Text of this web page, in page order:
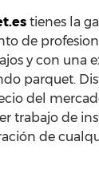
tienes la
de
y con una
parquet.
del
trabajo de
de